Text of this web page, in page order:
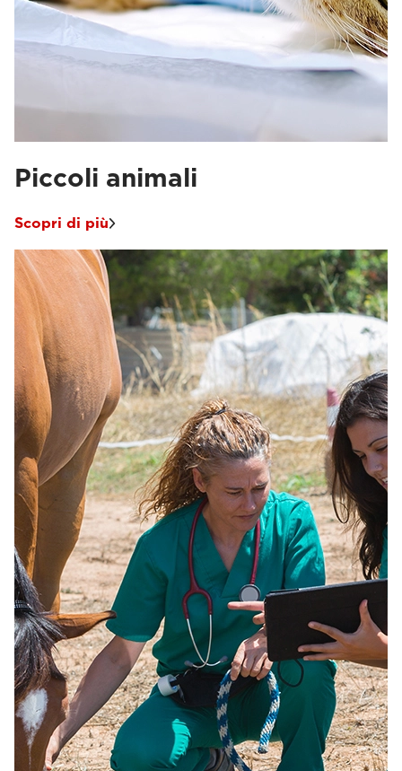
Piccoli animali
Scopri di più